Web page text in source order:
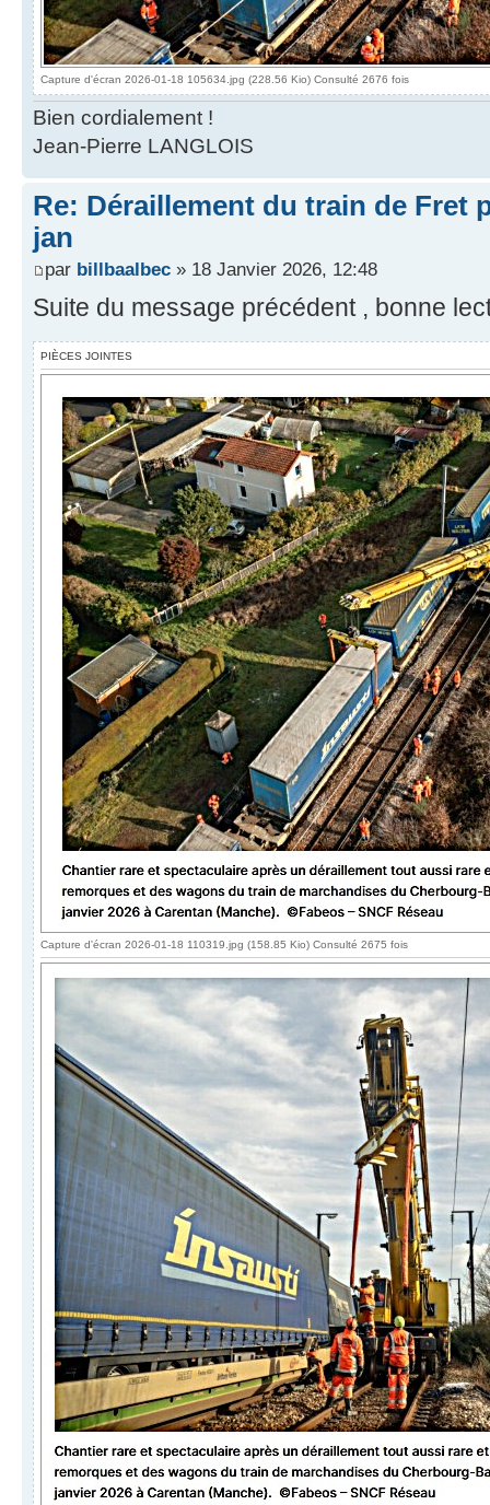
Capture d'écran 2026-01-18 105634.jpg (228.56 Kio) Consulté 2676 fois
Bien cordialement !
Jean-Pierre LANGLOIS
Re: Déraillement du train de Fret
jan
par billbaalbec » 18 Janvier 2026, 12:48
Suite du message précédent , bonne
PIÈCES JOINTES
Capture d'écran 2026-01-18 110319.jpg (158.85 Kio) Consulté 2675 fois